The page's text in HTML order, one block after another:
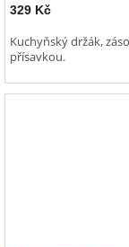
329 Kč
Kuchyňský držák,
přísavkou.